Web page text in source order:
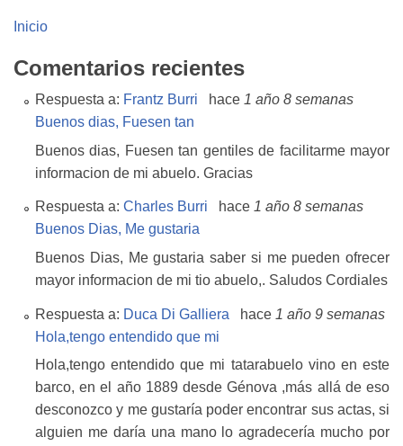
Inicio
Comentarios recientes
Respuesta a: Frantz Burri hace 1 año 8 semanas
Buenos dias, Fuesen tan
Buenos dias, Fuesen tan gentiles de facilitarme mayor
informacion de mi abuelo. Gracias
Respuesta a: Charles Burri hace 1 año 8 semanas
Buenos Dias, Me gustaria
Buenos Dias, Me gustaria saber si me pueden ofrecer
mayor informacion de mi tio abuelo,. Saludos Cordiales
Respuesta a: Duca Di Galliera hace 1 año 9 semanas
Hola,tengo entendido que mi
Hola,tengo entendido que mi tatarabuelo vino en este
barco, en el año 1889 desde Génova ,más allá de eso
desconozco y me gustaría poder encontrar sus actas, si
alguien me daría una mano lo agradecería mucho por